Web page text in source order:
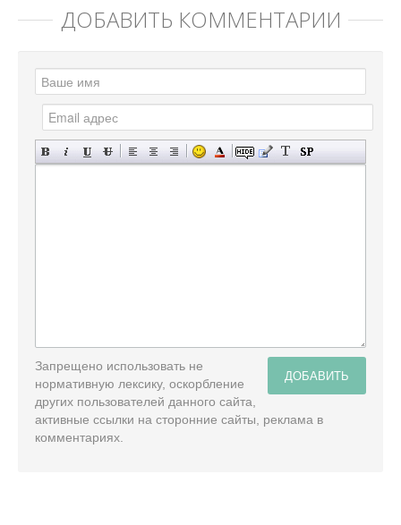
ДОБАВИТЬ КОММЕНТАРИЙ
ДОБАВИТЬ
Запрещено использовать не
нормативную лексику, оскорбление
других пользователей данного сайта,
активные ссылки на сторонние сайты, реклама в
комментариях.